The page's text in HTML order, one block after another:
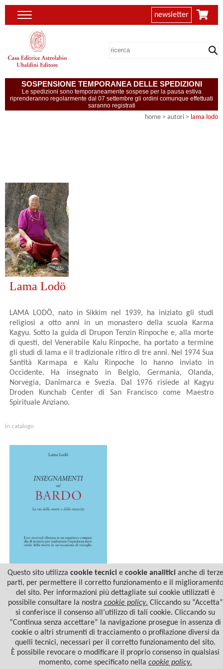
newsletter
SOSPENSIONE TEMPORANEA DELLE SPEDIZIONI
Le spedizioni sono temporaneamente sospese per la pausa estiva
riprenderanno regolarmente dal 07 settembre gli ordini comunque effettuati
saranno registrati
home > autori > lama lodö
Lama Lodö
LAMA LODÖ, nato in Sikkim nel 1939, ha iniziato gli studi
religiosi a otto anni in un monastero della scuola Karma
Kagyu. Sotto la guida di Drupon Tenzin Rinpoche e, alla morte
di questi, del Venerabile Kalu Rinpoche, ha portato a termine
gli studi di lama e il tradizionale ritiro di tre anni. Nel 1974 Sua
Santità Karmapa e Kalu Rinpoche lo hanno inviato in
Occidente. Ha insegnato in Belgio, Germania, Olanda,
Norvegia, Danimarca e Svezia. Dal 1976 risiede al Kagyu
Droden Kunchab Center di San Francisco come Maestro
Spirituale Anziano.
in catalogo
INSEGNAMENTI SUL
BARDO
Questo sito utilizza cookie tecnicie cookie analiticianche di terze
parti, per permettere il corretto funzionamento e il miglioramento
del sito. Per informazioni più dettagliate sui cookie utilizzati è
possibile consultare la nostra cookie policy. Cliccando su “Accetta”
si conferisce il consenso all’utilizzo di tali cookie. Cliccando su
“Continua senza accettare” la navigazione prosegue in assenza di
cookie o altri strumenti di tracciamento o profilazione diversi da
quelli tecnici, necessari per il corretto funzionamento del sito.
È possibile revocare o modificare il proprio consenso in qualsiasi
momento, come specificato nella cookie policy.